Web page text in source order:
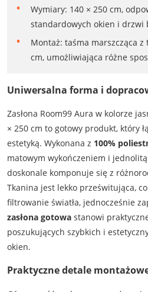
Wymiary: 140 × 250 cm,
standardowych okien i drzwi
Montaż: taśma marszcząca
cm, umożliwiająca różne
Uniwersalna forma i
Zasłona Room99 Aura w kolorze
× 250 cm to gotowy produkt, który
estetyką. Wykonana z 100%
matowym wykończeniem i
doskonale komponuje się z
Tkanina jest lekko prześwitująca,
filtrowanie światła, jednocześnie
zasłona gotowastanowi
poszukujących szybkich i
okien.
Praktyczne detale